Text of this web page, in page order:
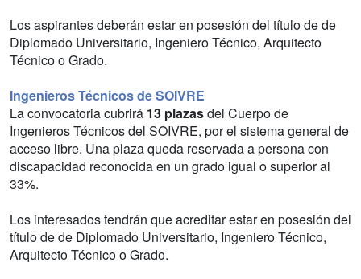
Los aspirantes deberán estar en posesión del título de de
Diplomado Universitario, Ingeniero Técnico, Arquitecto
Técnico o Grado.
Ingenieros Técnicos de SOIVRE
La convocatoria cubrirá 13 plazasdel Cuerpo de
Ingenieros Técnicos del SOIVRE, por el sistema general de
acceso libre. Una plaza queda reservada a persona con
discapacidad reconocida en un grado igual o superior al
33%.
Los interesados tendrán que acreditar estar en posesión del
título de de Diplomado Universitario, Ingeniero Técnico,
Arquitecto Técnico o Grado.